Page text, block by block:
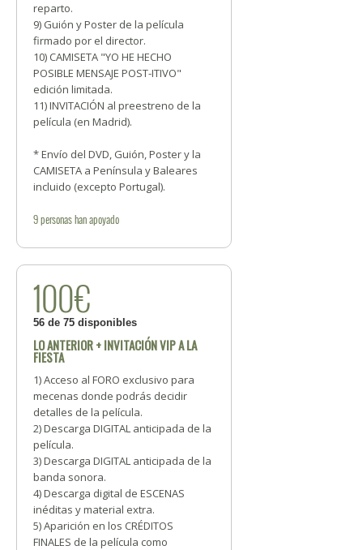
reparto.
9) Guión y Poster de la película
firmado por el director.
10) CAMISETA "YO HE HECHO
POSIBLE MENSAJE POST-ITIVO"
edición limitada.
11) INVITACIÓN al preestreno de la
película (en Madrid).
* Envío del DVD, Guión, Poster y la
CAMISETA a Península y Baleares
incluido (excepto Portugal).
9personashan apoyado
100€
56 de 75 disponibles
LO ANTERIOR + INVITACIÓN VIP A LA
FIESTA
1) Acceso al FORO exclusivo para
mecenas donde podrás decidir
detalles de la película.
2) Descarga DIGITAL anticipada de la
película.
3) Descarga DIGITAL anticipada de la
banda sonora.
4) Descarga digital de ESCENAS
inéditas y material extra.
5) Aparición en los CRÉDITOS
FINALES de la película como